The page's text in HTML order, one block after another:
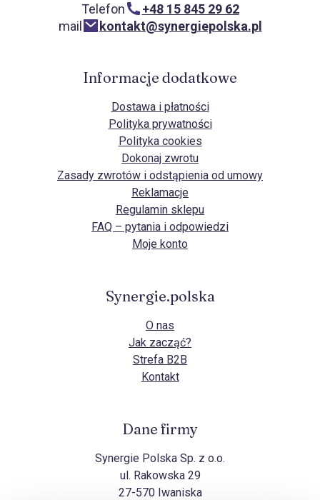
Telefon
+48 15 845 29 62
mail
kontakt@synergiepolska.pl
Informacje dodatkowe
Dostawa i płatności
Polityka prywatności
Polityka cookies
Dokonaj zwrotu
Zasady zwrotów i odstąpienia od umowy
Reklamacje
Regulamin sklepu
FAQ – pytania i odpowiedzi
Moje konto
Synergie.polska
O nas
Jak zacząć?
Strefa B2B
Kontakt
Dane firmy
Synergie Polska Sp. z o.o.
ul. Rakowska 29
27-570 Iwaniska